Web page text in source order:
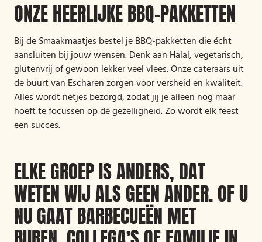
ONZE HEERLIJKE BBQ-PAKKETTEN
Bij de Smaakmaatjes bestel je BBQ-pakketten die écht
aansluiten bij jouw wensen. Denk aan Halal, vegetarisch,
glutenvrij of gewoon lekker veel vlees. Onze cateraars uit
de buurt van Escharen zorgen voor versheid en kwaliteit.
Alles wordt netjes bezorgd, zodat jij je alleen nog maar
hoeft te focussen op de gezelligheid. Zo wordt elk feest
een succes.
ELKE GROEP IS ANDERS, DAT
WETEN WIJ ALS GEEN ANDER. OF U
NU GAAT BARBECUEËN MET